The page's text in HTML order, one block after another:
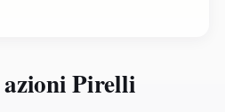
azioni Pirelli